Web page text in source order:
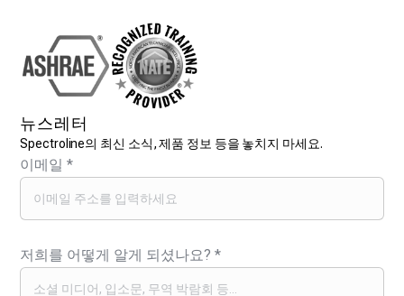
뉴스레터
Spectroline의 최신 소식, 제품 정보 등을 놓치지 마세요.
이메일*
저희를 어떻게 알게 되셨나요?*